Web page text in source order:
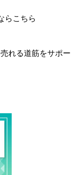
らこちら
れる道筋をサポー